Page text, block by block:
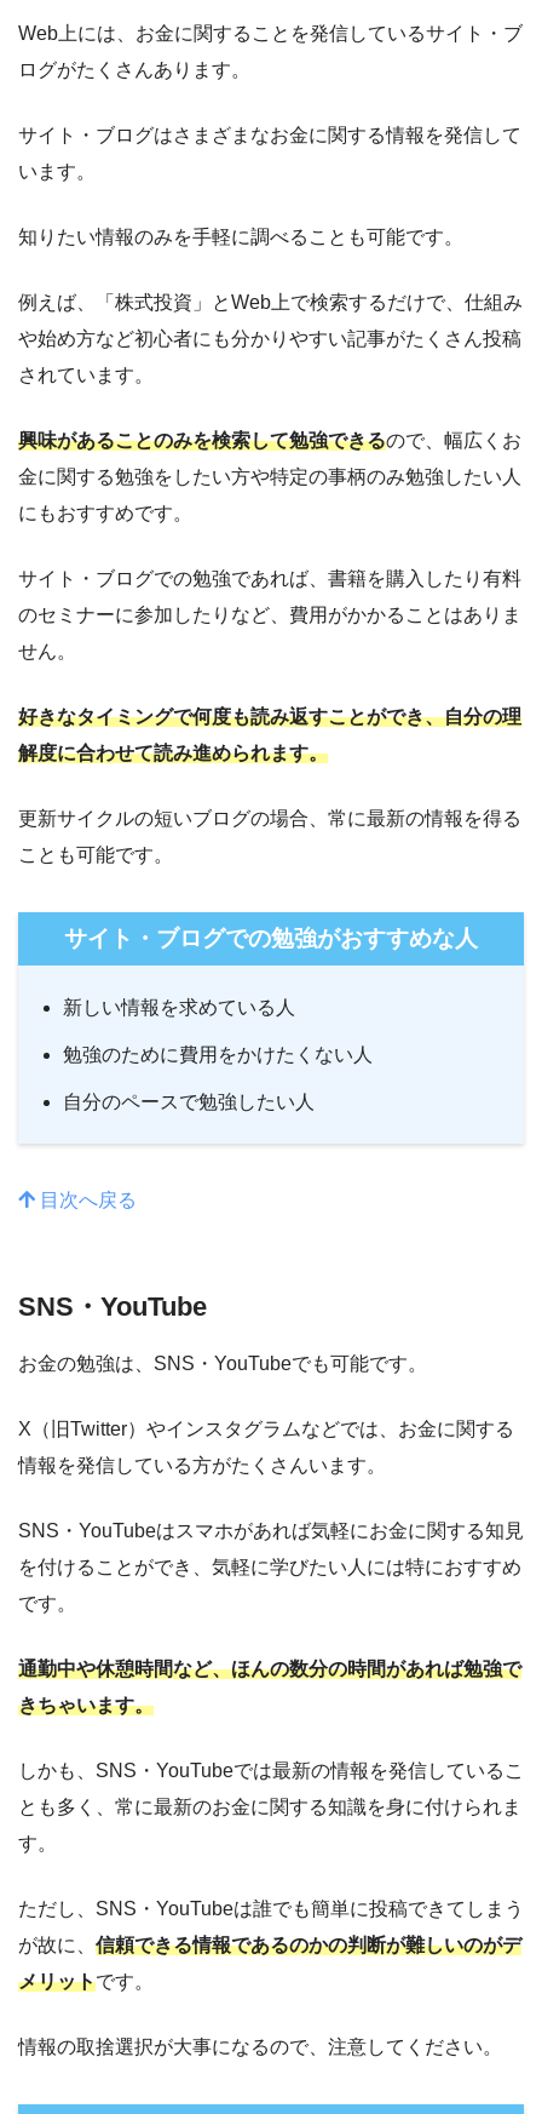
Web上には、お金に関することを発信しているサイト・ブ
ログがたくさんあります。
サイト・ブログはさまざまなお金に関する情報を発信して
います。
知りたい情報のみを手軽に調べることも可能です。
例えば、「株式投資」とWeb上で検索するだけで、仕組み
や始め方など初心者にも分かりやすい記事がたくさん投稿
されています。
興味があることのみを検索して勉強できるので、幅広くお
金に関する勉強をしたい方や特定の事柄のみ勉強したい人
にもおすすめです。
サイト・ブログでの勉強であれば、書籍を購入したり有料
のセミナーに参加したりなど、費用がかかることはありま
せん。
好きなタイミングで何度も読み返すことができ、自分の理
解度に合わせて読み進められます。
更新サイクルの短いブログの場合、常に最新の情報を得る
ことも可能です。
サイト・ブログでの勉強がおすすめな人
新しい情報を求めている人
勉強のために費用をかけたくない人
自分のペースで勉強したい人
目次へ戻る
SNS・YouTube
お金の勉強は、SNS・YouTubeでも可能です。
X（旧Twitter）やインスタグラムなどでは、お金に関する
情報を発信している方がたくさんいます。
SNS・YouTubeはスマホがあれば気軽にお金に関する知見
を付けることができ、気軽に学びたい人には特におすすめ
です。
通勤中や休憩時間など、ほんの数分の時間があれば勉強で
きちゃいます。
しかも、SNS・YouTubeでは最新の情報を発信しているこ
とも多く、常に最新のお金に関する知識を身に付けられま
す。
ただし、SNS・YouTubeは誰でも簡単に投稿できてしまう
が故に、 信頼できる情報であるのかの判断が難しいのがデ
メリットです。
情報の取捨選択が大事になるので、注意してください。